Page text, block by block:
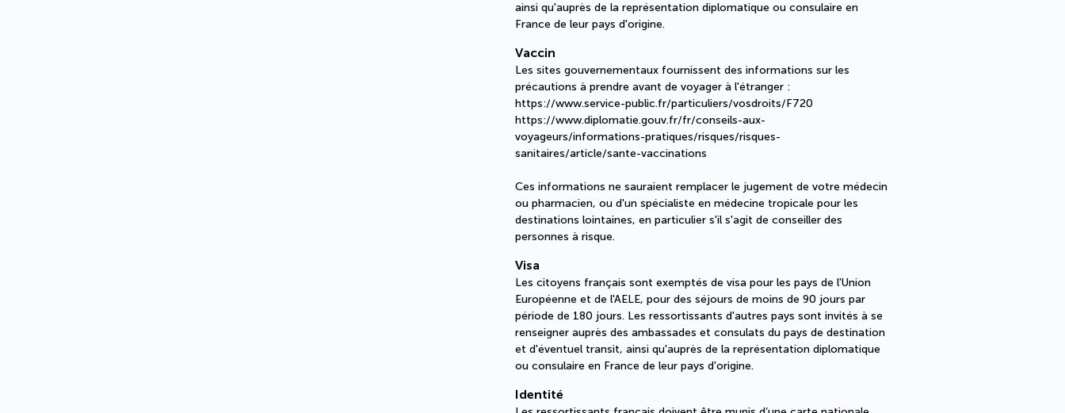
ainsi qu'auprès de la représentation diplomatique ou consulaire en
France de leur pays d'origine.
Vaccin
Les sites gouvernementaux fournissent des informations sur les
précautions à prendre avant de voyager à l'étranger :
https://www.service-public.fr/particuliers/vosdroits/F720
https://www.diplomatie.gouv.fr/fr/conseils-aux-
voyageurs/informations-pratiques/risques/risques-
sanitaires/article/sante-vaccinations
Ces informations ne sauraient remplacer le jugement de votre médecin
ou pharmacien, ou d'un spécialiste en médecine tropicale pour les
destinations lointaines, en particulier s'il s'agit de conseiller des
personnes à risque.
Visa
Les citoyens français sont exemptés de visa pour les pays de l'Union
Européenne et de l'AELE, pour des séjours de moins de 90 jours par
période de 180 jours. Les ressortissants d'autres pays sont invités à se
renseigner auprès des ambassades et consulats du pays de destination
et d'éventuel transit, ainsi qu'auprès de la représentation diplomatique
ou consulaire en France de leur pays d'origine.
Identité